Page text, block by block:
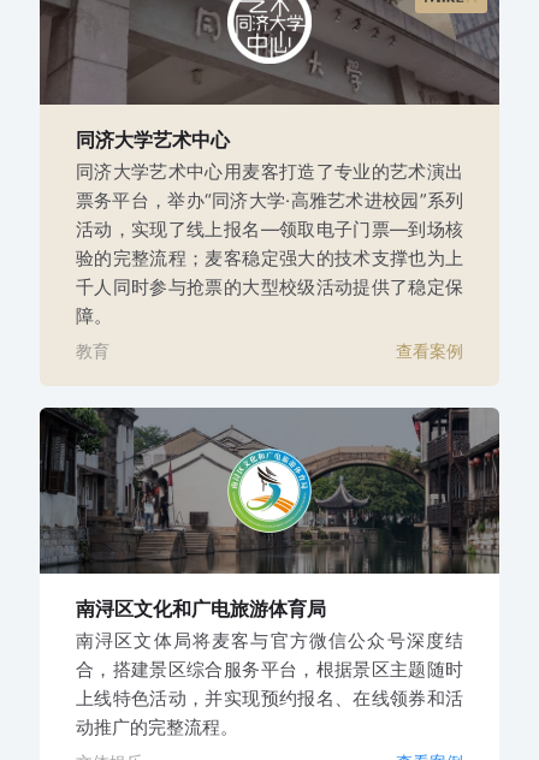
同济大学艺术中心
同济大学艺术中心用麦客打造了专业的艺术演出
票务平台，举办“同济大学·高雅艺术进校园”系列
活动，实现了线上报名—领取电子门票—到场核
验的完整流程；麦客稳定强大的技术支撑也为上
千人同时参与抢票的大型校级活动提供了稳定保
障。
教育 查看案例
南浔区文化和广电旅游体育局
南浔区文体局将麦客与官方微信公众号深度结
合，搭建景区综合服务平台，根据景区主题随时
上线特色活动，并实现预约报名、在线领券和活
动推广的完整流程。